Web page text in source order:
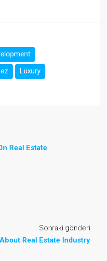
Luxury
Real Estate
Sonraki gönderi
Real Estate Industry